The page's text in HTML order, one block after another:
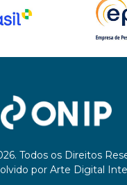
Todos os Direitos
por Arte Digital